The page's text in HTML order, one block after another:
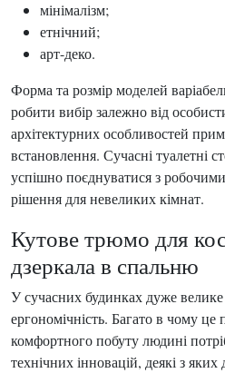
мінімалізм;
етнічний;
арт-деко.
Форма та розмір моделей
робити вибір залежно від
архітектурних особливостей
встановлення. Сучасні туалетні
успішно поєднуватися з
рішення для невеликих кімнат.
Кутове трюмо для
дзеркала в спальню
У сучасних будинках дуже
ергономічність. Багато в чому
комфортного побуту людині
технічних інновацій, деякі з